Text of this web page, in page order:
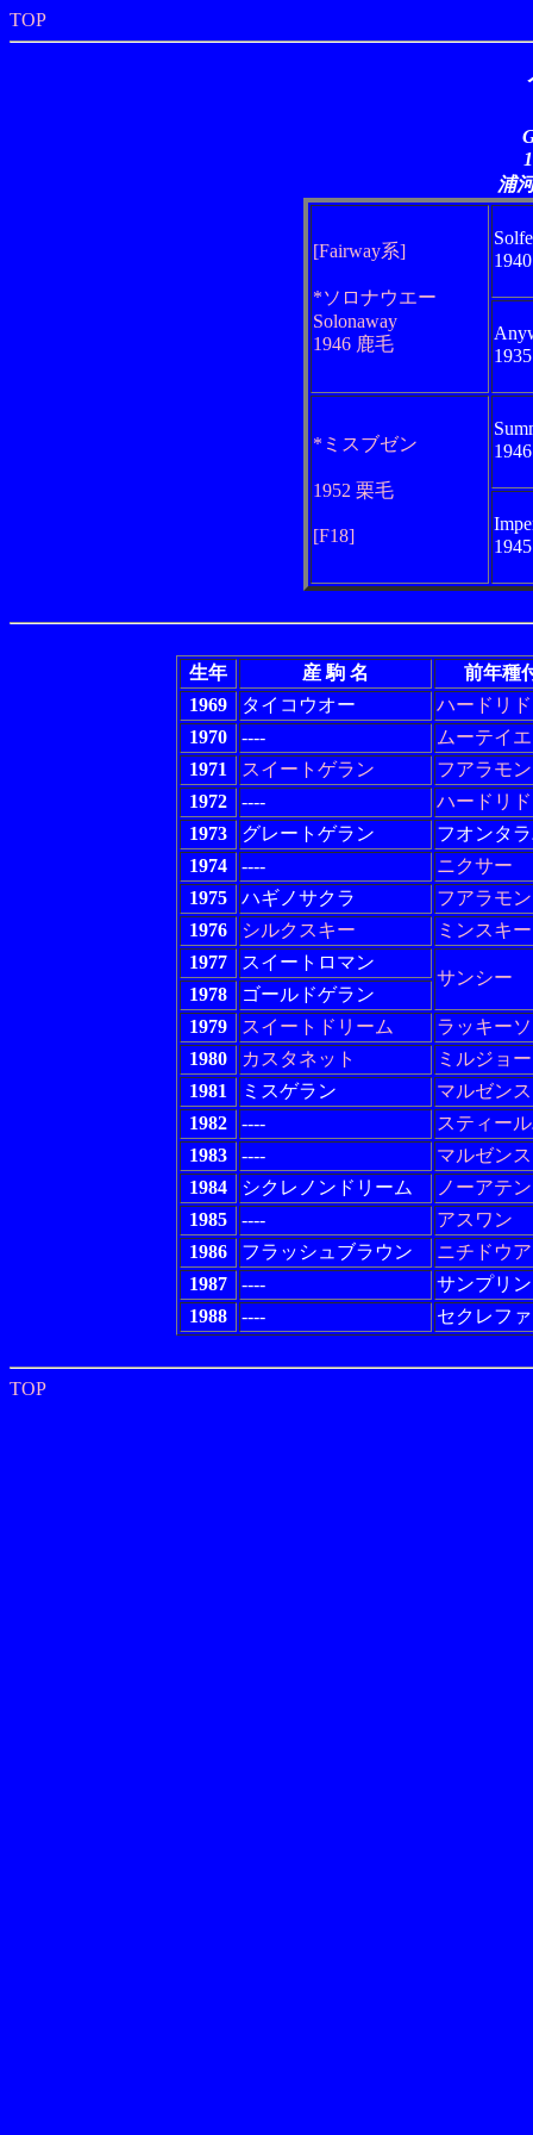
TOP
浦
[Fairway系]
*ソロナウエー
Solonaway
1946 鹿毛
*ミスブゼン
1952 栗毛
[F18]
生年 産 駒 名
前年種
1969
タイコウオー
ハードリ
1970
----
ムーテイエ
1971
スイートゲラン
フアラモ
1972
----
ハードリ
1973
グレートゲラン
フオンタ
1974
----
ニクサー
1975
ハギノサクラ
フアラモ
1976
シルクスキー
ミンスキー
1977
スイートロマン
サンシー
1978
ゴールドゲラン
1979
スイートドリーム
ラッキー
1980
カスタネット
ミルジョ
1981
ミスゲラン
マルゼン
1982
----
スティー
1983
----
マルゼン
1984
シクレノンドリーム
ノーアテ
1985
----
アスワン
1986
フラッシュブラウン
ニチドウ
1987
----
サンプリ
1988
---- セクレフ
TOP